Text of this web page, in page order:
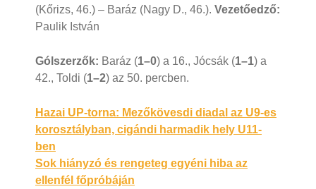
(Kőrizs, 46.) – Baráz (Nagy D., 46.). Vezetőedző:
Paulik István
Gólszerzők: Baráz (1–0) a 16., Jócsák (1–1) a
42., Toldi (1–2) az 50. percben.
Bejegyzés
navigáció
Hazai UP-torna: Mezőkövesdi diadal az U9-es
korosztályban, cigándi harmadik hely U11-
ben
Sok hiányzó és rengeteg egyéni hiba az
ellenfél főpróbáján